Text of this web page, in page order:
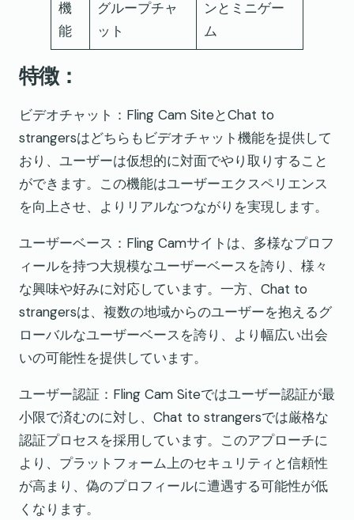
機
能
グループチャ
ット
ンとミニゲー
ム
特徴：
ビデオチャット：Fling Cam SiteとChat to
strangersはどちらもビデオチャット機能を提供して
おり、ユーザーは仮想的に対面でやり取りすること
ができます。この機能はユーザーエクスペリエンス
を向上させ、よりリアルなつながりを実現します。
ユーザーベース：Fling Camサイトは、多様なプロフ
ィールを持つ大規模なユーザーベースを誇り、様々
な興味や好みに対応しています。一方、Chat to
strangersは、複数の地域からのユーザーを抱えるグ
ローバルなユーザーベースを誇り、より幅広い出会
いの可能性を提供しています。
ユーザー認証：Fling Cam Siteではユーザー認証が最
小限で済むのに対し、Chat to strangersでは厳格な
認証プロセスを採用しています。このアプローチに
より、プラットフォーム上のセキュリティと信頼性
が高まり、偽のプロフィールに遭遇する可能性が低
くなります。